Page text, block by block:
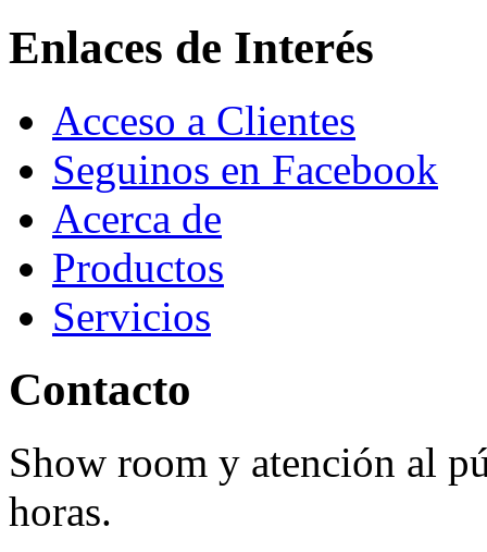
Enlaces de Interés
Acceso a Clientes
Seguinos en Facebook
Acerca de
Productos
Servicios
Contacto
Show room y atención al
horas.